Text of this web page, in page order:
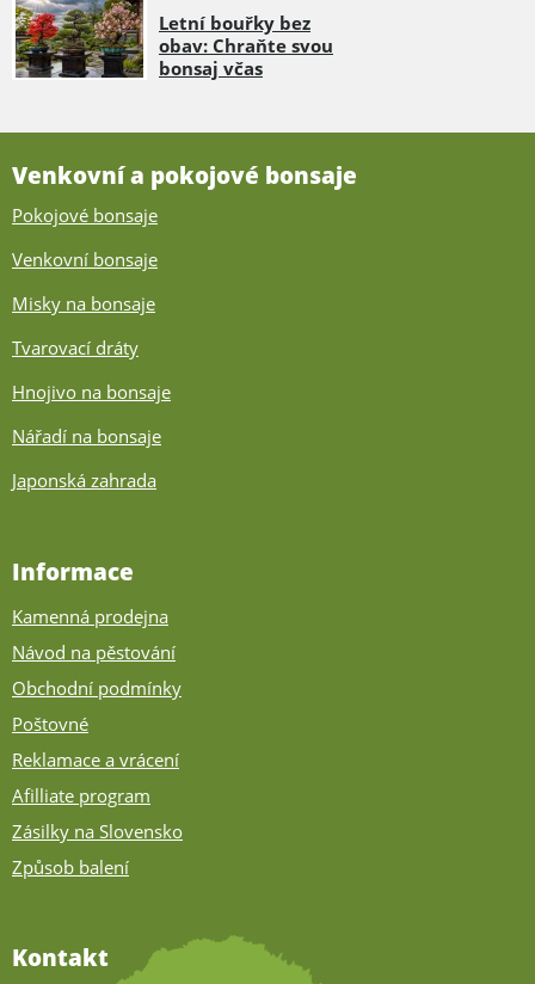
Letní bouřky bez
obav: Chraňte svou
bonsaj včas
Venkovní a pokojové bonsaje
Pokojové bonsaje
Venkovní bonsaje
Misky na bonsaje
Tvarovací dráty
Hnojivo na bonsaje
Nářadí na bonsaje
Japonská zahrada
Informace
Kamenná prodejna
Návod na pěstování
Obchodní podmínky
Poštovné
Reklamace a vrácení
Afilliate program
Zásilky na Slovensko
Způsob balení
Kontakt